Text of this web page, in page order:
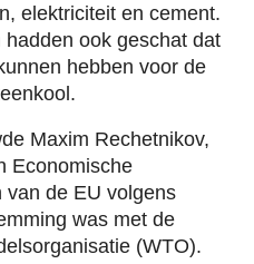
elektriciteit en cement.
ook geschat dat
hebben voor de
Maxim Rechetnikov,
Economische
van de EU volgens
was met de
(WTO).